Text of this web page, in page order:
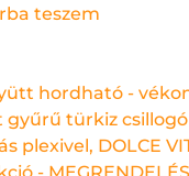
teszem